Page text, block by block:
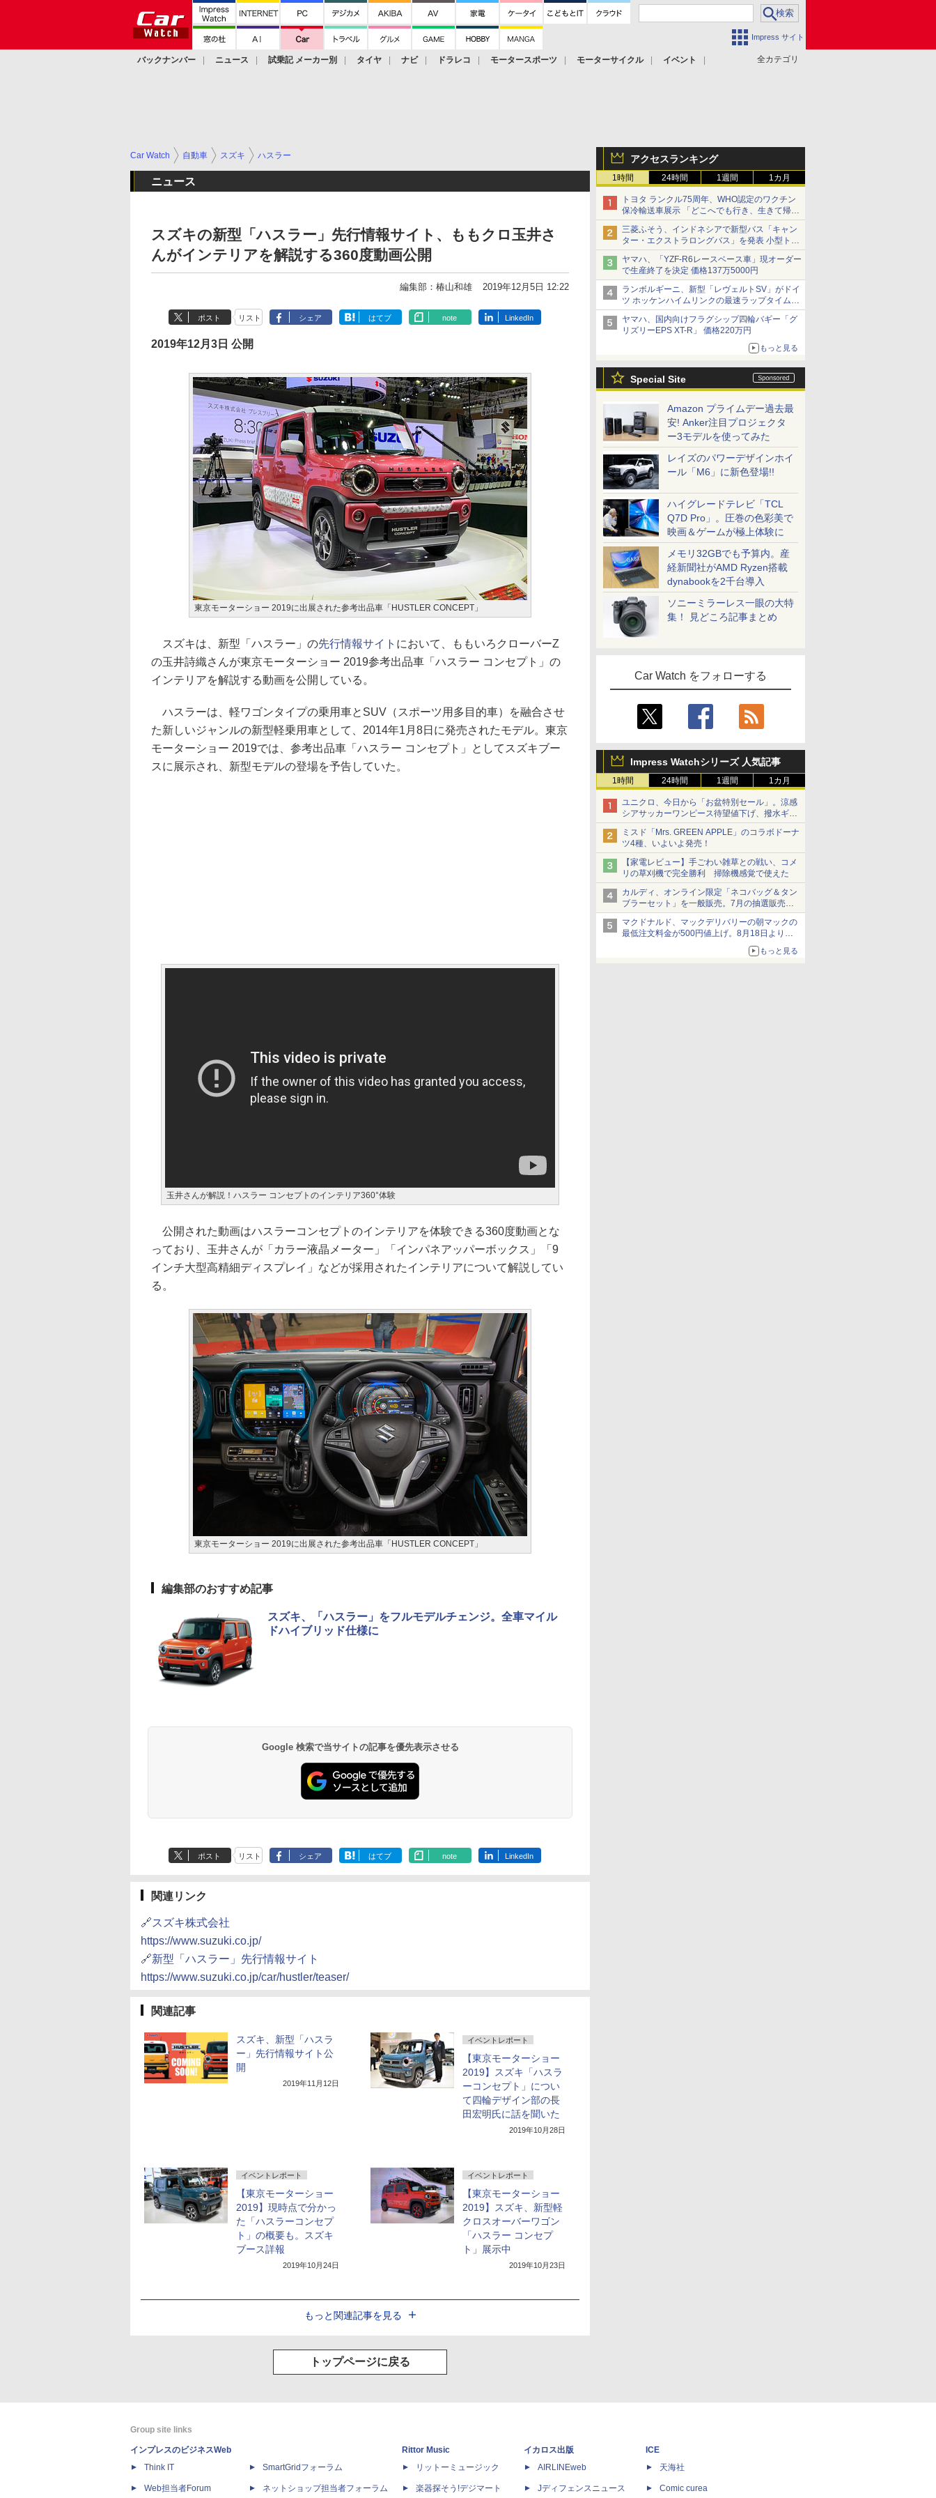
Impress サイト
全カテゴリ
バックナンバー ニュース 試乗記 メーカー別 タイヤ ナビ ドラレコ モータースポーツ モーターサイクル
イベント
アクセスランキング
1時間 24時間 1週間 1カ月
トヨタ ランクル75周年、WHO認定のワクチン
保冷輸送車展示 「どこへでも行き、生きて帰っ
てこられる」ランドクルーザーで命をつなぐ
三菱ふそう、インドネシアで新型バス「キャン
ター・エクストラロングバス」を発表 小型トラ
ックベースの観光・旅客輸送向けバス
ヤマハ、「YZF-R6レースベース車」現オーダー
で生産終了を決定 価格137万5000円
ランボルギーニ、新型「レヴェルトSV」がドイ
ツ ホッケンハイムリンクの最速ラップタイムを
記録
ヤマハ、国内向けフラグシップ四輪バギー「グ
リズリーEPS XT-R」 価格220万円
もっと見る
Special Site
Amazon プライムデー過去最
安! Anker注目プロジェクタ
ー3モデルを使ってみた
レイズのパワーデザインホイ
ール「M6」に新色登場!!
ハイグレードテレビ「TCL
Q7D Pro」。圧巻の色彩美で
映画＆ゲームが極上体験に
メモリ32GBでも予算内。産
経新聞社がAMD Ryzen搭載
dynabookを2千台導入
ソニーミラーレス一眼の大特
集！ 見どころ記事まとめ
Car Watch をフォローする
Impress Watchシリーズ 人気記事
1時間 24時間 1週間 1カ月
ユニクロ、今日から「お盆特別セール」。涼感
シアサッカーワンピース待望値下げ、撥水ギア
ショーツは1990円に
ミスド「Mrs. GREEN APPLE」のコラボドーナ
ツ4種、いよいよ発売！
【家電レビュー】手ごわい雑草との戦い、コメ
リの草刈機で完全勝利 掃除機感覚で使えた
カルディ、オンライン限定「ネコバッグ＆タン
ブラーセット」を一般販売。7月の抽選販売の
当選無効分
マクドナルド、マックデリバリーの朝マックの
最低注文料金が500円値上げ。8月18日より
もっと見る
Car Watch 自動車 スズキ ハスラー
ニュース
スズキの新型「ハスラー」先行情報サイト、ももクロ玉井さ
んがインテリアを解説する360度動画公開
編集部：椿山和雄 2019年12月5日 12:22
ポスト リスト シェア はてブ note LinkedIn
2019年12月3日 公開
東京モーターショー 2019に出展された参考出品車「HUSTLER CONCEPT」
スズキは、新型「ハスラー」の先行情報サイト において、ももいろクローバーZ
の玉井詩織さんが東京モーターショー 2019参考出品車「ハスラー コンセプト」の
インテリアを解説する動画を公開している。
ハスラーは、軽ワゴンタイプの乗用車とSUV（スポーツ用多目的車）を融合させ
た新しいジャンルの新型軽乗用車として、2014年1月8日に発売されたモデル。東京
モーターショー 2019では、参考出品車「ハスラー コンセプト」としてスズキブー
スに展示され、新型モデルの登場を予告していた。
玉井さんが解説！ハスラー コンセプトのインテリア360°体験
公開された動画はハスラーコンセプトのインテリアを体験できる360度動画とな
っており、玉井さんが「カラー液晶メーター」「インパネアッパーボックス」「9
インチ大型高精細ディスプレイ」などが採用されたインテリアについて解説してい
る。
東京モーターショー 2019に出展された参考出品車「HUSTLER CONCEPT」
編集部のおすすめ記事
スズキ、「ハスラー」をフルモデルチェンジ。全車マイル
ドハイブリッド仕様に
Google 検索で当サイトの記事を優先表示させる
ポスト リスト シェア はてブ note LinkedIn
関連リンク
🔗スズキ株式会社
https://www.suzuki.co.jp/
🔗新型「ハスラー」先行情報サイト
https://www.suzuki.co.jp/car/hustler/teaser/
関連記事
スズキ、新型「ハスラ
ー」先行情報サイト公
開
2019年11月12日
イベントレポート
【東京モーターショー
2019】スズキ「ハスラ
ーコンセプト」につい
て四輪デザイン部の長
田宏明氏に話を聞いた
2019年10月28日
イベントレポート
【東京モーターショー
2019】現時点で分かっ
た「ハスラーコンセプ
ト」の概要も。スズキ
ブース詳報
2019年10月24日
イベントレポート
【東京モーターショー
2019】スズキ、新型軽
クロスオーバーワゴン
「ハスラー コンセプ
ト」展示中
2019年10月23日
もっと関連記事を見る
トップページに戻る
Group site links
インプレスのビジネスWeb
Think IT
Web担当者Forum
SmartGridフォーラム
ネットショップ担当者フォーラム
Rittor Music
リットーミュージック
楽器探そう!デジマート
イカロス出版
AIRLINEweb
Jディフェンスニュース
ICE
天海社
Comic curea